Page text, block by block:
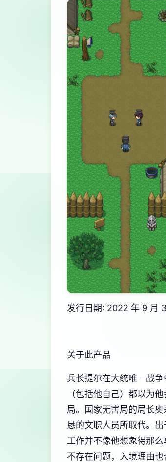
发行日期: 2022 年 9 月
关于此产品
兵长提尔在大统唯一战
（包括他自己）都以为
局。国家无害局的局长
恳的文职人员所取代。
工作并不像他想象得那
不存在问题，入境理由